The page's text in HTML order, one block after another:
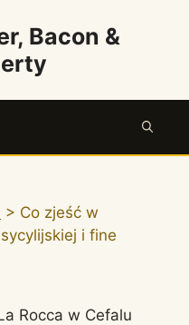
Bacon &
> Co zjeść w
i fine